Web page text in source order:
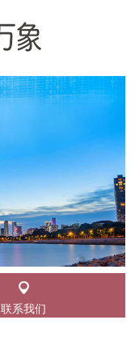
联系我们